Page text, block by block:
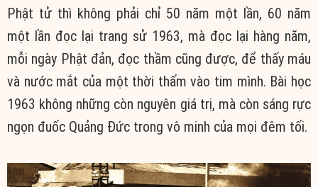
Phật tử thì không phải chỉ 50 năm một lần, 60 năm
một lần đọc lại trang sử 1963, mà đọc lại hàng năm,
mỗi ngày Phật đản, đọc thầm cũng được, để thấy máu
và nước mắt của một thời thấm vào tim mình. Bài học
1963 không những còn nguyên giá trị, mà còn sáng rực
ngọn đuốc Quảng Đức trong vô minh của mọi đêm tối.